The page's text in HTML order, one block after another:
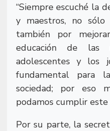
“Siempre escuché la
y maestros, no sólo
también por
educación de las
adolescentes y los
fundamental para
sociedad; por eso
podamos cumplir este
Por su parte, la